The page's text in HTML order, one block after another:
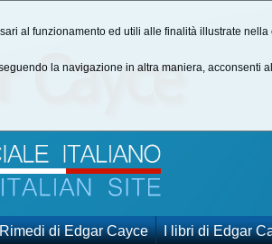
di Edgar Cayce I libri di Edgar
al funzionamento ed utili alle finalità illustrate
la navigazione in altra maniera, acconsenti